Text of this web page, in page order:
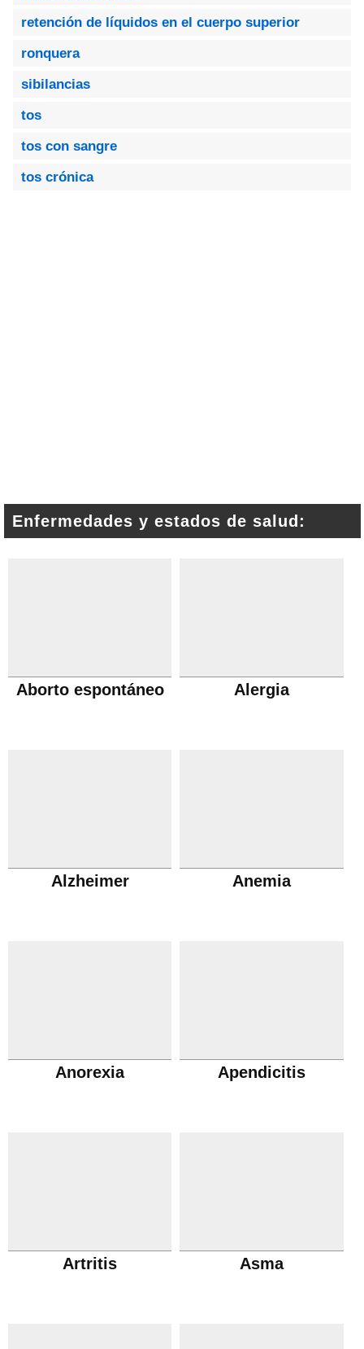
retención de líquidos en el cuerpo superior
ronquera
sibilancias
tos
tos con sangre
tos crónica
Enfermedades y estados de salud:
Aborto espontáneo Alergia
Alzheimer Anemia
Anorexia Apendicitis
Artritis Asma